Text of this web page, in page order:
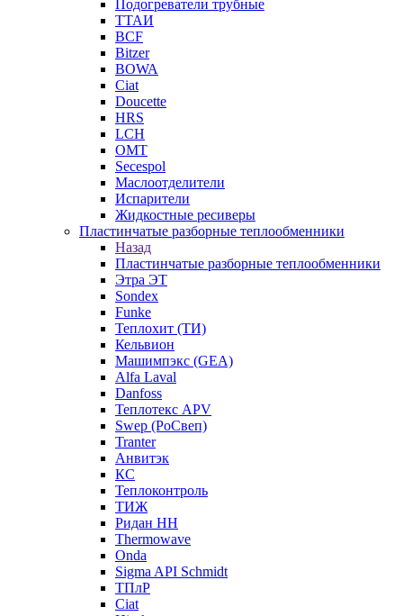
Подогреватели трубные
ТТАИ
BCF
Bitzer
BOWA
Ciat
Doucette
HRS
LCH
OMT
Secespol
Маслоотделители
Испарители
Жидкостные ресиверы
Пластинчатые разборные теплообменники
Назад
Пластинчатые разборные теплообменники
Этра ЭТ
Sondex
Funke
Теплохит (ТИ)
Кельвион
Машимпэкс (GEA)
Alfa Laval
Danfoss
Теплотекс APV
Swep (РоСвеп)
Tranter
Анвитэк
КС
Теплоконтроль
ТИЖ
Ридан НН
Thermowave
Onda
Sigma API Schmidt
ТПлР
Ciat